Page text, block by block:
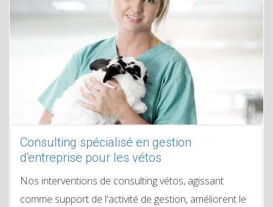
Consulting spécialisé en gestion
d'entreprise pour les vétos
Nos interventions de consulting vétos, agissant
comme support de l'activité de gestion, améliorent le